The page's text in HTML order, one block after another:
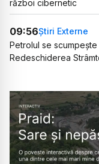
război cibernetic
09:56Știri Externe
Petrolul se
Redeschiderea